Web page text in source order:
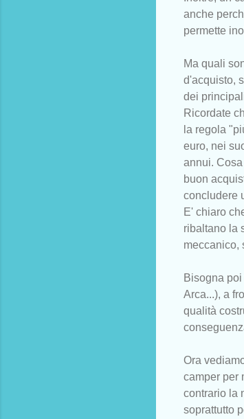
anche
permette
Ma quali
d'acquisto,
dei
Ricordate
la regola
euro, nei
annui.
buon
concludere
E' chiaro
ribaltano la
meccanico,
Bisogna
Arca...), a
qualità
Ora
camper per
contrario la
soprattutto